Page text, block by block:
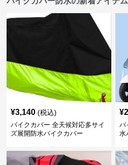
¥3,140 (税込)
バイクカバー 全天候対応多サイ
ズ展開防水バイクカバー
¥
バ
水